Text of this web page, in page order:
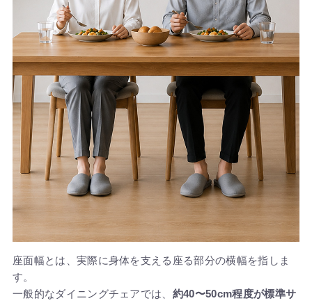
座面幅とは、実際に身体を支える座る部分の横幅を指しま
す。
一般的なダイニングチェアでは、 約40〜50cm程度が標準サ